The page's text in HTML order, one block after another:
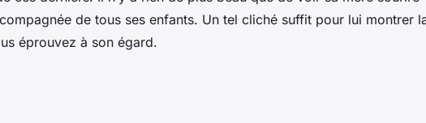
de tous ses enfants. Un tel cliché suffit pour lui montrer
éprouvez à son égard.